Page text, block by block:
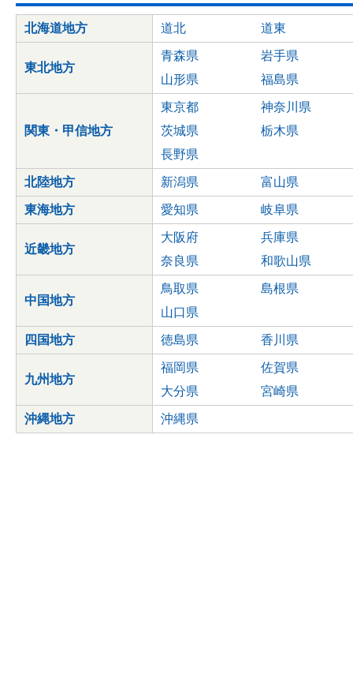
北海道地方 道北 道東
東北地方
青森県
岩手県
山形県
福島県
関東・甲信地方
東京都
神奈川県
茨城県
栃木県
長野県
北陸地方 新潟県 富山県
東海地方 愛知県 岐阜県
近畿地方
大阪府
兵庫県
奈良県
和歌山県
中国地方
鳥取県
島根県
山口県
四国地方 徳島県 香川県
九州地方
福岡県
佐賀県
大分県
宮崎県
沖縄地方 沖縄県